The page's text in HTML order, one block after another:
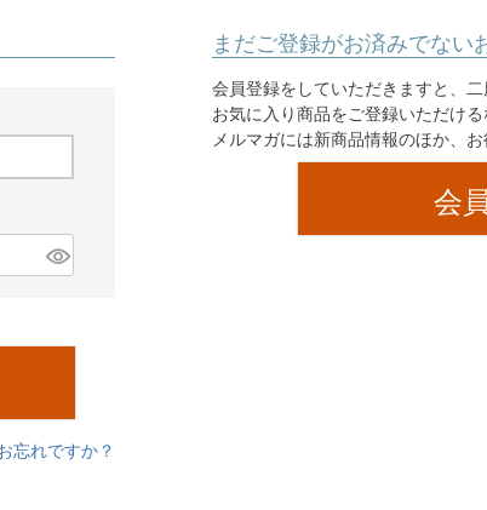
忘れですか？
まだご登録がお済みでない
会員登録をしていただきますと、
お気に入り商品をご登録いただけ
メルマガには新商品情報のほか、
会